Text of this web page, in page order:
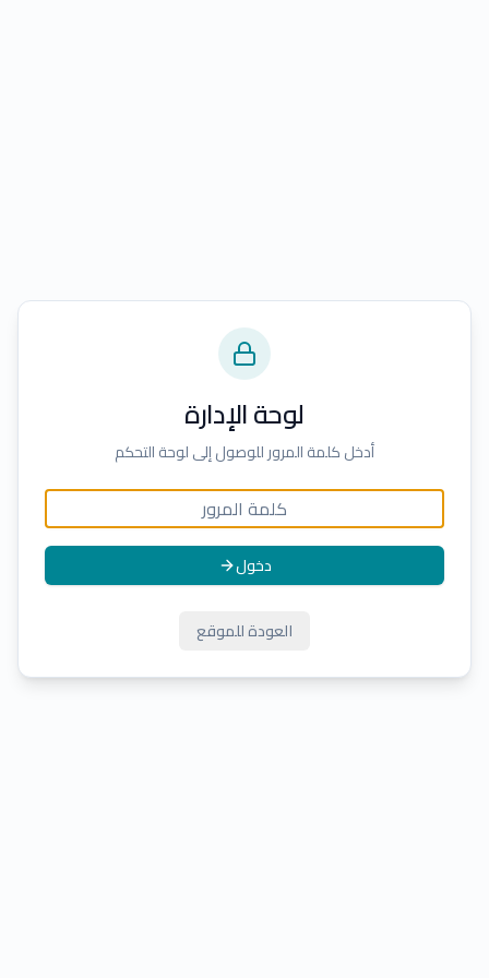
لوحة الإدارة
أدخل كلمة المرور للوصول إلى لوحة التحكم
دخول
العودة للموقع